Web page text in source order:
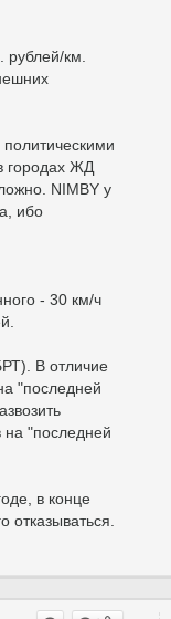
км.
городах ЖД
NIMBY у
ибо
- 30 км/ч
В отличие
"последней
на "последней
в конце